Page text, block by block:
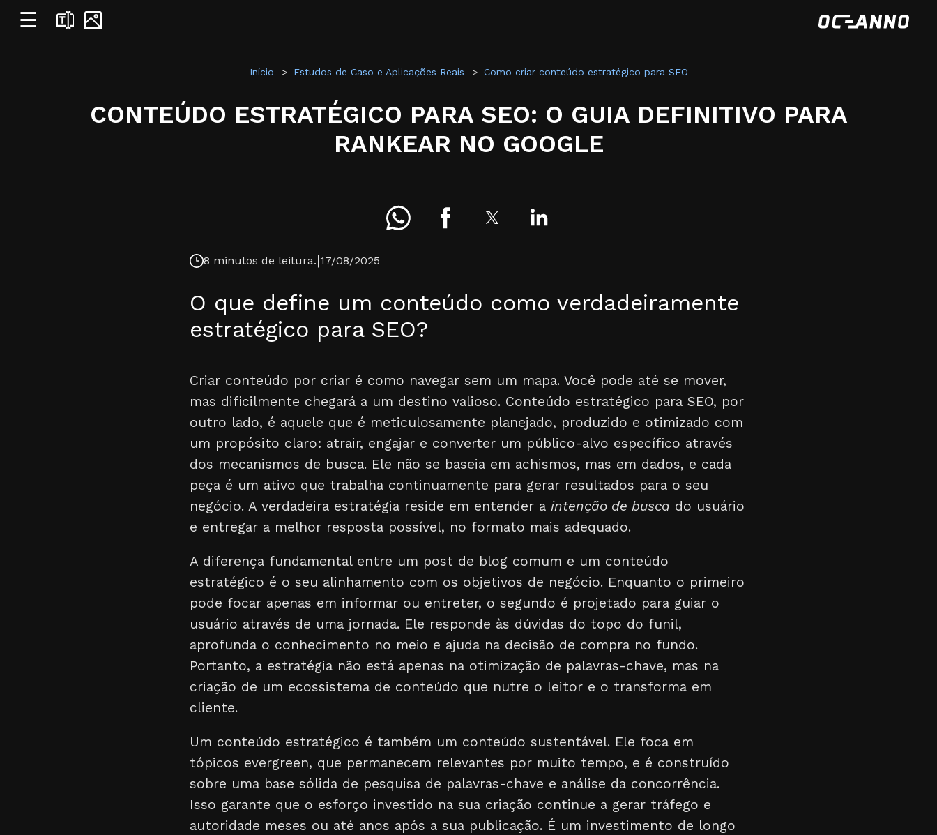
☰
Início Estudos de Caso e Aplicações Reais Como criar conteúdo estratégico para SEO
CONTEÚDO ESTRATÉGICO PARA SEO: O GUIA DEFINITIVO PARA
RANKEAR NO GOOGLE
8 minutos de leitura.|17/08/2025
O que define um conteúdo como verdadeiramente
estratégico para SEO?
Criar conteúdo por criar é como navegar sem um mapa. Você pode até se mover,
mas dificilmente chegará a um destino valioso. Conteúdo estratégico para SEO, por
outro lado, é aquele que é meticulosamente planejado, produzido e otimizado com
um propósito claro: atrair, engajar e converter um público-alvo específico através
dos mecanismos de busca. Ele não se baseia em achismos, mas em dados, e cada
peça é um ativo que trabalha continuamente para gerar resultados para o seu
negócio. A verdadeira estratégia reside em entender a intenção de busca do usuário
e entregar a melhor resposta possível, no formato mais adequado.
A diferença fundamental entre um post de blog comum e um conteúdo
estratégico é o seu alinhamento com os objetivos de negócio. Enquanto o primeiro
pode focar apenas em informar ou entreter, o segundo é projetado para guiar o
usuário através de uma jornada. Ele responde às dúvidas do topo do funil,
aprofunda o conhecimento no meio e ajuda na decisão de compra no fundo.
Portanto, a estratégia não está apenas na otimização de palavras-chave, mas na
criação de um ecossistema de conteúdo que nutre o leitor e o transforma em
cliente.
Um conteúdo estratégico é também um conteúdo sustentável. Ele foca em
tópicos evergreen, que permanecem relevantes por muito tempo, e é construído
sobre uma base sólida de pesquisa de palavras-chave e análise da concorrência.
Isso garante que o esforço investido na sua criação continue a gerar tráfego e
autoridade meses ou até anos após a sua publicação. É um investimento de longo